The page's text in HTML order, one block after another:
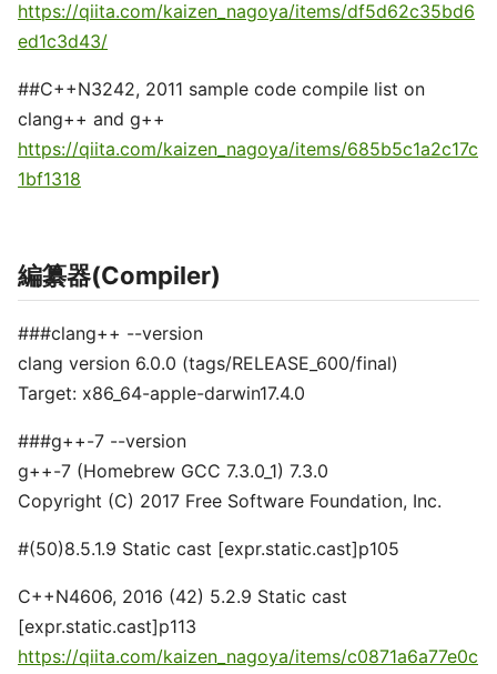
https://qiita.com/kaizen_nagoya/items/df5d62c35bd6
ed1c3d43/
##C++N3242, 2011 sample code compile list on
clang++ and g++
https://qiita.com/kaizen_nagoya/items/685b5c1a2c17c
1bf1318
編纂器(Compiler)
###clang++ --version
clang version 6.0.0 (tags/RELEASE_600/final)
Target: x86_64-apple-darwin17.4.0
###g++-7 --version
g++-7 (Homebrew GCC 7.3.0_1) 7.3.0
Copyright (C) 2017 Free Software Foundation, Inc.
#(50)8.5.1.9 Static cast [expr.static.cast]p105
C++N4606, 2016 (42) 5.2.9 Static cast
[expr.static.cast]p113
https://qiita.com/kaizen_nagoya/items/c0871a6a77e0c